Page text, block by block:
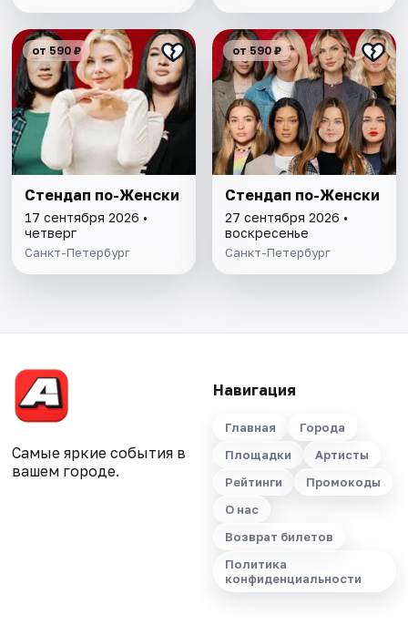
от 590 ₽
Стендап по-Женски
17 сентября 2026 •
четверг
Санкт-Петербург
от 590 ₽
Стендап по-Женски
27 сентября 2026 •
воскресенье
Санкт-Петербург
Самые яркие события в
вашем городе.
Навигация
Главная
Города
Площадки
Артисты
Рейтинги
Промокоды
О нас
Возврат билетов
Политика
конфиденциальности